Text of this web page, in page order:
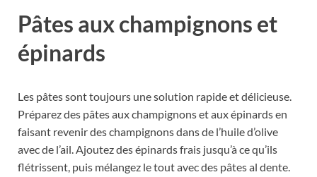
Pâtes aux champignons et
épinards
Les pâtes sont toujours une solution rapide et délicieuse.
Préparez des pâtes aux champignons et aux épinards en
faisant revenir des champignons dans de l’huile d’olive
avec de l’ail. Ajoutez des épinards frais jusqu’à ce qu’ils
flétrissent, puis mélangez le tout avec des pâtes al dente.